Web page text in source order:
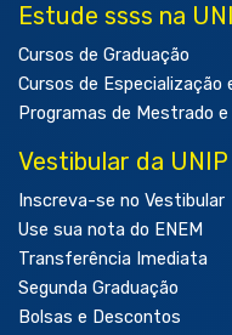
Estude ssss na
Cursos de Graduação
Cursos de Especialização
Programas de Mestrado
Vestibular da UNIP
Inscreva-se no Vestibular
Use sua nota do ENEM
Transferência Imediata
Segunda Graduação
Bolsas e Descontos